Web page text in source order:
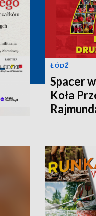
ŁÓDŹ
Spacer
Koła